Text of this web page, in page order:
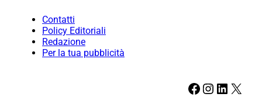
Contatti
Policy Editoriali
Redazione
Per la tua pubblicità
Facebook Instagram LinkedIn X